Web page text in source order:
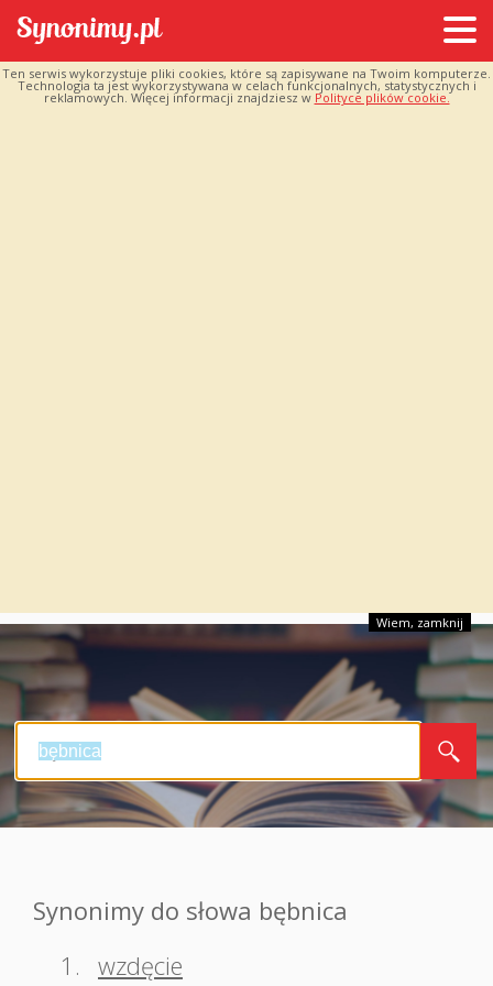
Ten serwis wykorzystuje pliki cookies, które są zapisywane na Twoim komputerze.
Technologia ta jest wykorzystywana w celach funkcjonalnych, statystycznych i
reklamowych. Więcej informacji znajdziesz w Polityce plików cookie.
Wiem, zamknij
Synonimy do słowa bębnica
1. wzdęcie